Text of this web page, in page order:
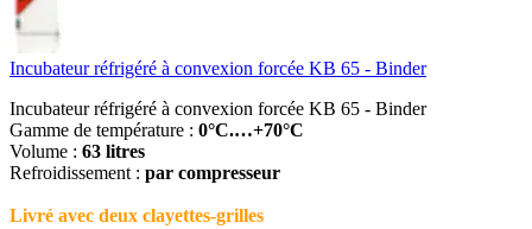
Incubateur réfrigéré à convexion forcée KB 65 - Binder
Incubateur réfrigéré à convexion forcée KB 65 - Binder
Gamme de température : 0°C.…+70°C
Volume : 63 litres
Refroidissement : par compresseur
Livré avec deux clayettes-grilles